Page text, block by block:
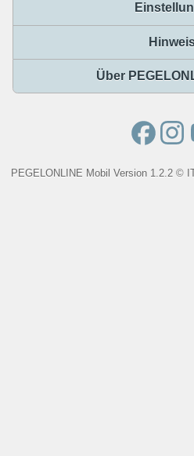
Über
PEGELONLINE Mobil Version 1.2.2 ©